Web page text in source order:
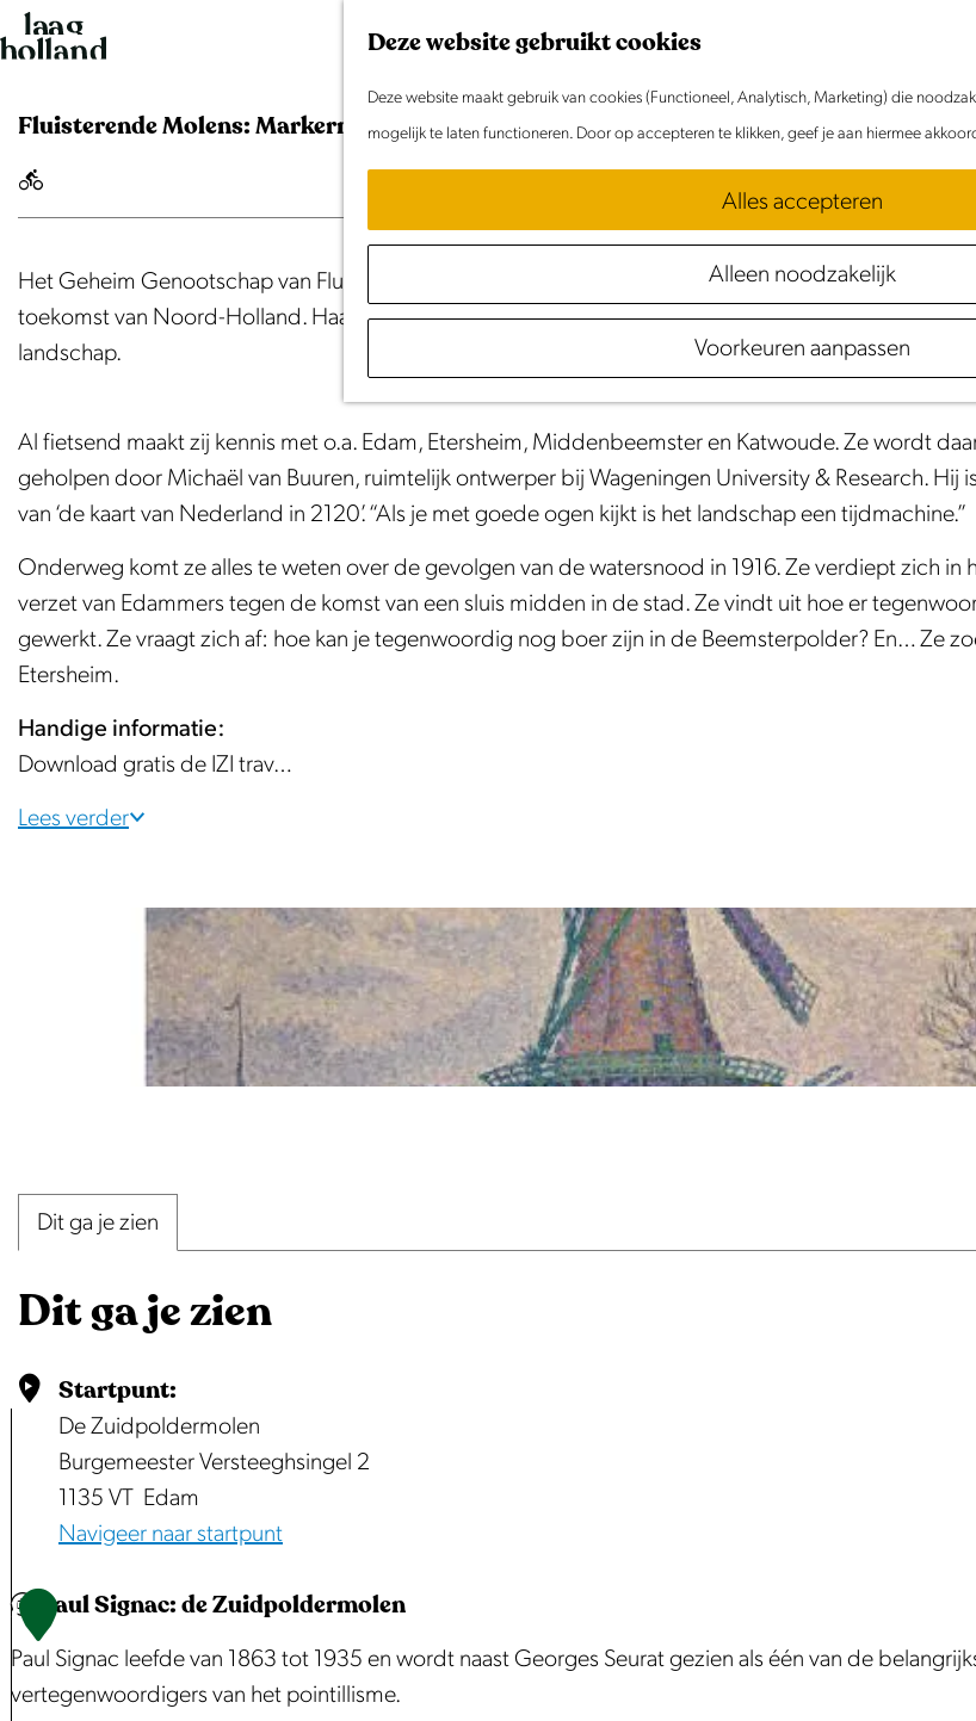
Deze website gebruikt cookies
Deze website maakt gebruik van cookies (Functioneel, Analytisch, Marketing) die
mogelijk te laten functioneren. Door op accepteren te klikken, geef je aan hiermee
Alles accepteren
Alleen noodzakelijk
Voorkeuren aanpassen
G
a
Fluisterende Molens: Markermeerroute
Het Geheim Genootschap van Fluisterende molens stuurt Roos Schlikker op onderzoek naar heden,
toekomst van Noord-Holland. Haar zevende en tevens laatste route neemt haar mee door het
landschap.
Al fietsend maakt zij kennis met o.a. Edam, Etersheim, Middenbeemster en Katwoude. Ze wordt
geholpen door Michaël van Buuren, ruimtelijk ontwerper bij Wageningen University & Research. Hij
van ‘de kaart van Nederland in 2120’. “Als je met goede ogen kijkt is het landschap een tijdmachine.”
Onderweg komt ze alles te weten over de gevolgen van de watersnood in 1916. Ze verdiept zich in
verzet van Edammers tegen de komst van een sluis midden in de stad. Ze vindt uit hoe er
gewerkt. Ze vraagt zich af: hoe kan je tegenwoordig nog boer zijn in de Beemsterpolder? En… Ze
Etersheim.
Handige informatie:
Download gratis de IZI trav…
Lees verder
e
o
u
e
r
g
r
Dit ga je zien
Dit ga je zien
Startpunt:
De Zuidpoldermolen
Burgemeester Versteeghsingel 2
1135 VT Edam
Navigeer naar startpunt
1 Paul Signac: de Zuidpoldermolen
Paul Signac leefde van 1863 tot 1935 en wordt naast Georges Seurat gezien als één van de
vertegenwoordigers van het pointillisme.